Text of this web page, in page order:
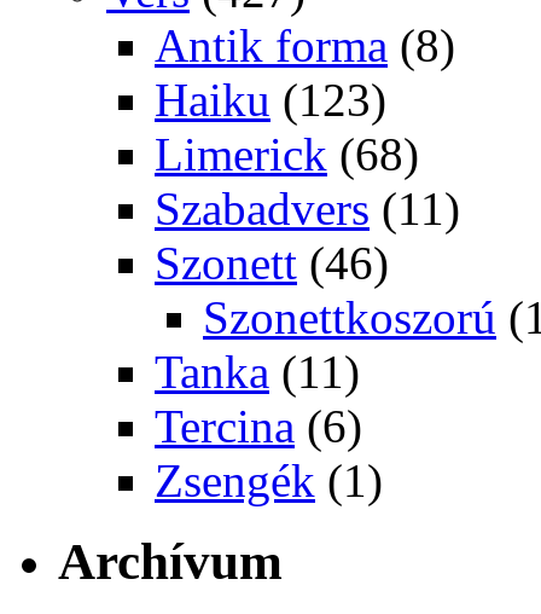
Antik forma (8)
Haiku (123)
Limerick (68)
Szabadvers (11)
Szonett (46)
Szonettkoszorú
Tanka (11)
Tercina (6)
Zsengék (1)
Archívum